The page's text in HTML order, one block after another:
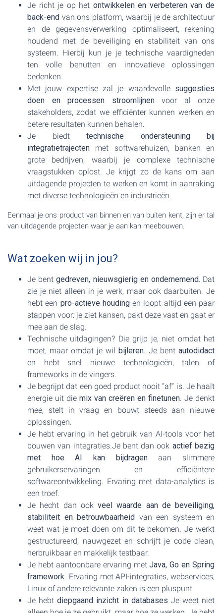
Je richt je op het ontwikkelen en verbeteren van de
back-end van ons platform, waarbij je de architectuur
en de gegevensverwerking optimaliseert, rekening
houdend met de beveiliging en stabiliteit van ons
systeem. Hierbij kun je je technische vaardigheden
ten volle benutten en innovatieve oplossingen
bedenken.
Met jouw expertise zal je waardevolle suggesties
doen en processen stroomlijnenvoor al onze
stakeholders, zodat we efficiënter kunnen werken en
betere resultaten kunnen behalen.
Je biedt technische ondersteuning bij
integratietrajecten met softwarehuizen, banken en
grote bedrijven, waarbij je complexe technische
vraagstukken oplost. Je krijgt zo de kans om aan
uitdagende projecten te werken en komt in aanraking
met diverse technologieën en industrieën.
Eenmaal je ons product van binnen en van buiten kent, zijn er tal
van uitdagende projecten waar je aan kan meebouwen.
Wat zoeken wij in jou?
Je bentgedreven, nieuwsgierig en ondernemend. Dat
zie je niet alleen in je werk, maar ook daarbuiten. Je
hebt een pro-actieve houdingen loopt altijd een paar
stappen voor: je ziet kansen, pakt deze vast en gaat er
mee aan de slag.
Technische uitdagingen? Die grijp je, niet omdat het
moet, maar omdat je wil bijleren. Je bent autodidact
en hebt snel nieuwe technologieën, talen of
frameworks in de vingers.
Je begrijpt dat een goed product nooit “af” is. Je haalt
energie uit die mix van creëren en finetunen. Je denkt
mee, stelt in vraag en bouwt steeds aan nieuwe
oplossingen.
Je hebt ervaring in het gebruik van AI-tools voor het
bouwen van integraties.Je bent dan ook actief bezig
met hoe AI kan bijdragenaan slimmere
gebruikerservaringen en efficiëntere
softwareontwikkeling. Ervaring met data-analytics is
een troef.
Je hecht dan ook veel waarde aan de beveiliging,
stabiliteit en betrouwbaarheid van een systeem en
weet wat je moet doen om dit te bekomen. Je werkt
gestructureerd, nauwgezet en schrijft je code clean,
herbruikbaar en makkelijk testbaar.
Je hebt aantoonbare ervaring metJava, Go en Spring
framework. Ervaring met API-integraties, webservices,
Linux of andere relevante zaken is een pluspunt
Je hebtdiepgaand inzicht in databases Je weet niet